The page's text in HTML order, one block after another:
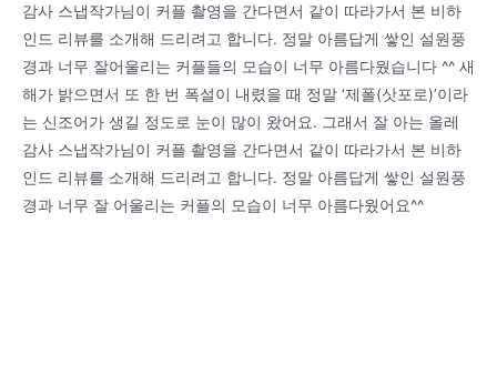
감사 스냅작가님이 커플 촬영을 간다면서 같이 따라가서 본 비하
인드 리뷰를 소개해 드리려고 합니다. 정말 아름답게 쌓인 설원풍
경과 너무 잘어울리는 커플들의 모습이 너무 아름다웠습니다 ^^ 새
해가 밝으면서 또 한 번 폭설이 내렸을 때 정말 ‘제폴(삿포로)’이라
는 신조어가 생길 정도로 눈이 많이 왔어요. 그래서 잘 아는 올레
감사 스냅작가님이 커플 촬영을 간다면서 같이 따라가서 본 비하
인드 리뷰를 소개해 드리려고 합니다. 정말 아름답게 쌓인 설원풍
경과 너무 잘 어울리는 커플의 모습이 너무 아름다웠어요^^